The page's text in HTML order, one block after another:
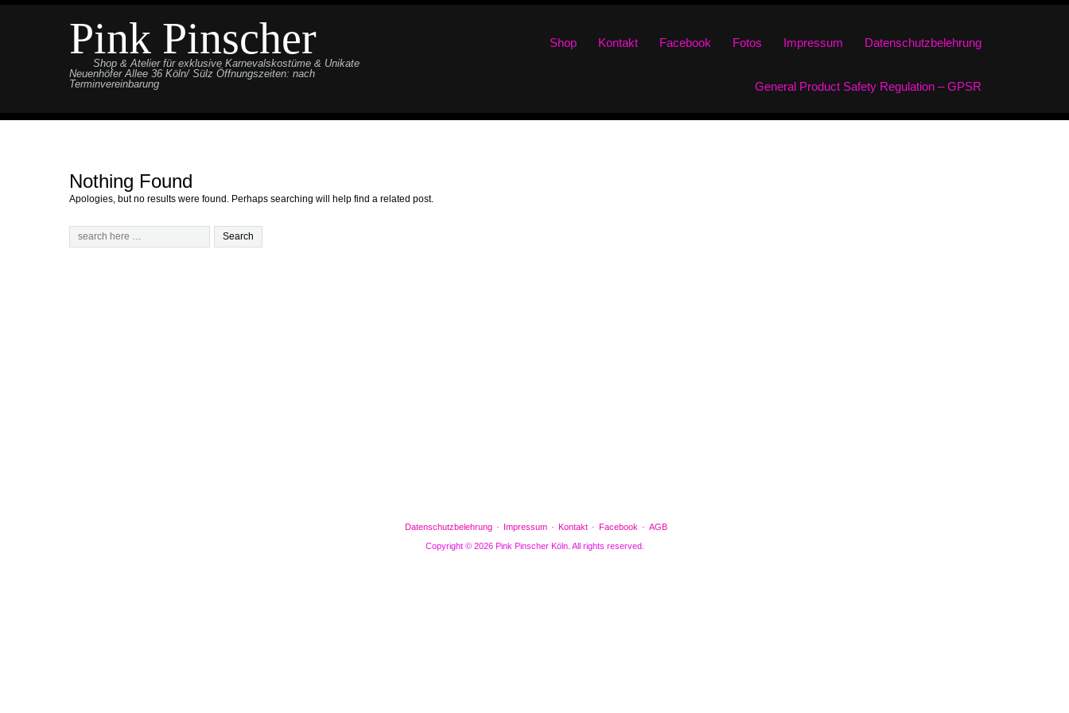
Pink Pinscher
Shop & Atelier für exklusive Karnevalskostüme & Unikate
Neuenhöfer Allee 36 Köln/ Sülz Öffnungszeiten: nach
Terminvereinbarung
Shop Kontakt Facebook Fotos Impressum Datenschutzbelehrung
General Product Safety Regulation – GPSR
Nothing Found
Apologies, but no results were found. Perhaps searching will help find a related post.
Datenschutzbelehrung Impressum Kontakt Facebook
AGB
Copyright © 2026 Pink Pinscher Köln. All rights reserved.